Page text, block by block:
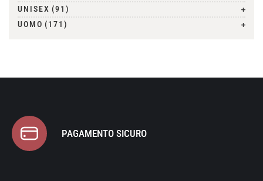
UNISEX (91)
UOMO (171)
PAGAMENTO SICURO